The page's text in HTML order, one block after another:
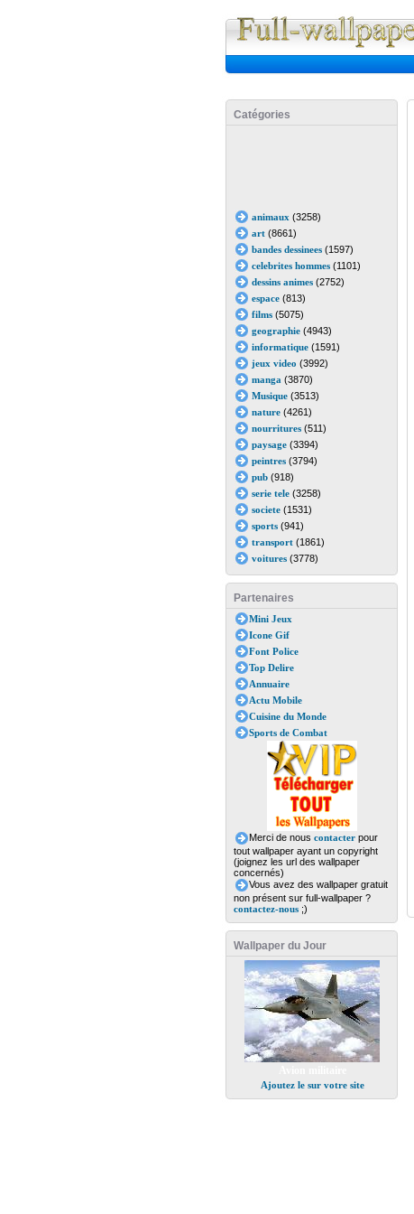
Catégories
animaux (3258)
art(8661)
bandes dessinees(1597)
celebrites hommes(1101)
dessins animes(2752)
espace(813)
films(5075)
geographie(4943)
informatique(1591)
jeux video (3992)
manga (3870)
Musique(3513)
nature(4261)
nourritures(511)
paysage(3394)
peintres(3794)
pub(918)
serie tele(3258)
societe(1531)
sports(941)
transport(1861)
voitures(3778)
Partenaires
Mini Jeux
Icone Gif
Font Police
Top Delire
Annuaire
Actu Mobile
Cuisine du Monde
Sports de Combat
Merci de nous contacterpour
tout wallpaper ayant un copyright
(joignez les url des wallpaper
concernés)
Vous avez des wallpaper gratuit
non présent sur full-wallpaper ?
contactez-nous;)
Wallpaper du Jour
Ajoutez le sur votre site